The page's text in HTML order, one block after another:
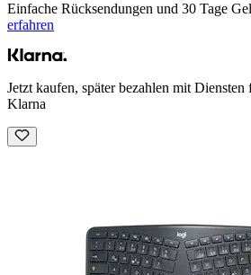
Einfache Rücksendungen und 30 Tage
erfahren
Jetzt kaufen, später bezahlen mit
Klarna